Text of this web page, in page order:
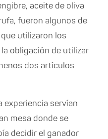
aceite de oliva
fueron algunos de
utilizaron los
obligación de utilizar
dos artículos
experiencia servían
mesa donde se
decidir el ganador